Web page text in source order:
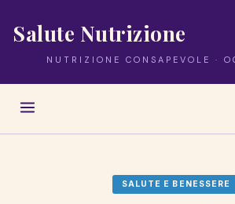
Salute Nutrizione
NUTRIZIONE CONSAPEVOLE ·
SALUTE E BENESSERE